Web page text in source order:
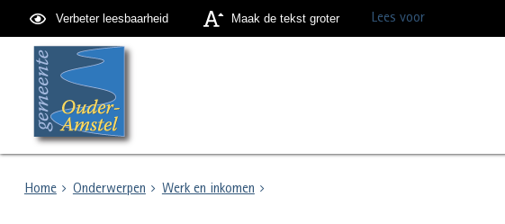
Verbeter leesbaarheid Maak de tekst groter Lees voor
Home Onderwerpen Werk en inkomen